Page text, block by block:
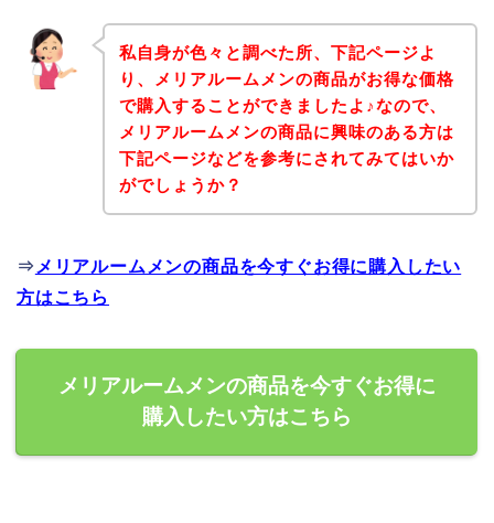
私自身が色々と調べた所、下記ページよ
り、メリアルームメンの商品がお得な価格
で購入することができましたよ♪なので、
メリアルームメンの商品に興味のある方は
下記ページなどを参考にされてみてはいか
がでしょうか？
⇒ メリアルームメンの商品を今すぐお得に購入したい
方はこちら
メリアルームメンの商品を今すぐお得に
購入したい方はこちら